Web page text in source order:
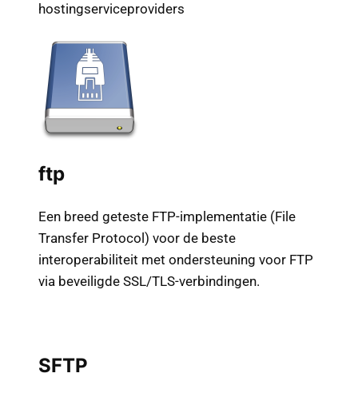
hostingserviceproviders
ftp
Een breed geteste FTP-implementatie (File
Transfer Protocol) voor de beste
interoperabiliteit met ondersteuning voor FTP
via beveiligde SSL/TLS-verbindingen.
SFTP